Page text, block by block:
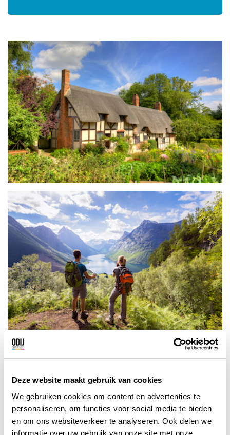
Deze website maakt gebruik van cookies
We gebruiken cookies om content en advertenties te
personaliseren, om functies voor social media te bieden
en om ons websiteverkeer te analyseren. Ook delen we
informatie over uw gebruik van onze site met onze
De korting is geldig op de basisreissom
Geen korting op Hurtigruten, aanbiedingen en
lezersreizen.
Geen korting op extra’s zoals excursies,